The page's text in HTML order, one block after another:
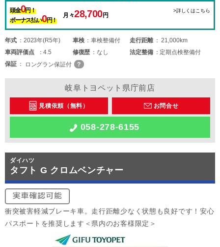
頭金0円！
ボーナス払い0円！
月々28,700円
>詳しくはこちら
年式 2023年(R5年) 車検 車検整備付 走行距離
21,000km
車両評価点 4.5 修復歴 なし 法定整備
定期点検整備付
保証
ロングラン保証付
岐阜トヨペット県庁前店
見積依頼（無料） お問合せ
058-278-6155
ダイハツ
タフト G クロムベンチャー
衝突被害軽減ブレーキ車。走行距離少なく状態も良好です！安心
パスポートを推奨します＜県内のお客様限定＞